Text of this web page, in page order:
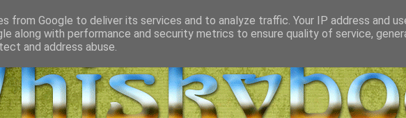
from Google to deliver its services and to analyze traffic. Your IP address and
along with performance and security metrics to ensure quality of service,
and address abuse.